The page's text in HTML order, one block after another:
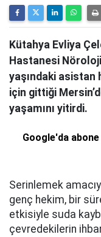
Kütahya Evliya
Hastanesi
yaşındaki asistan
için gittiği
yaşamını yitirdi.
Google'da
Serinlemek
genç hekim, bir
etkisiyle suda
çevredekilerin